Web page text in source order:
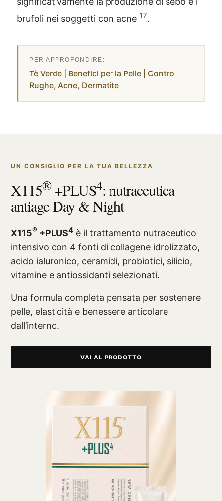
brufoli nei soggetti con acne 17.
Tè Verde | Benefici per la Pelle | Contro
Rughe, Acne, Dermatite
UN CONSIGLIO PER LA TUA BELLEZZA
X115®+PLUS4: nutraceutica
antiage Day & Night
X115® +PLUS4 è il trattamento nutraceutico
intensivo con 4 fonti di collagene idrolizzato,
acido ialuronico, ceramidi, probiotici, silicio,
vitamine e antiossidanti selezionati.
Una formula completa pensata per sostenere
pelle, elasticità e benessere articolare
dall’interno.
VAI AL PRODOTTO